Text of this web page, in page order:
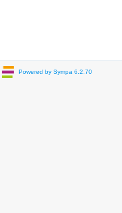
Powered by Sympa 6.2.70